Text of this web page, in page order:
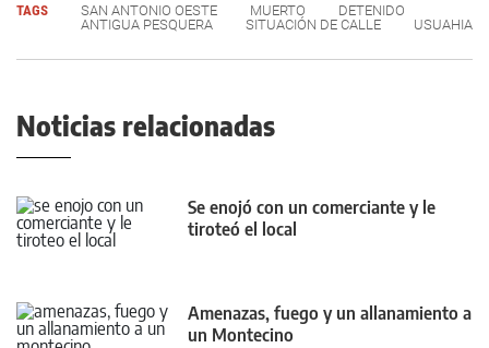
TAGS SAN ANTONIO OESTE MUERTO
DETENIDO
ANTIGUA PESQUERA
SITUACIÓN DE CALLE USUAHIA
Noticias relacionadas
Se enojó con un comerciante y le
tiroteó el local
Amenazas, fuego y un allanamiento a
un Montecino